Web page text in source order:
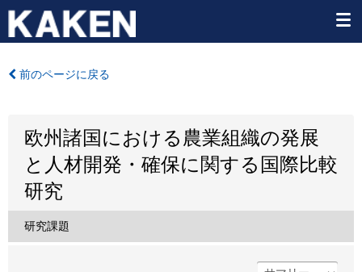
前のページに戻る
欧州諸国における農業組織の発展
と人材開発・確保に関する国際比較
研究
研究課題